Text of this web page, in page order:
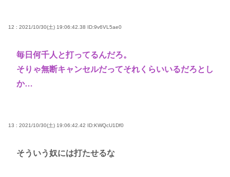
12 : 2021/10/30(土) 19:06:42.38 ID:9v6VL5ae0
毎日何千人と打ってるんだろ。
そりゃ無断キャンセルだってそれくらいいるだろとし
か…
13 : 2021/10/30(土) 19:06:42.42 ID:KWQcU1Df0
そういう奴には打たせるな